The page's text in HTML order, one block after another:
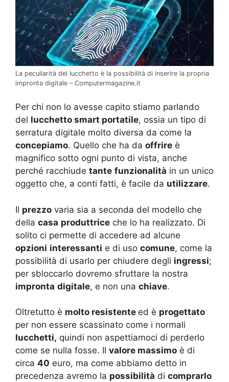
La peculiarità del lucchetto è la possibilità di inserire la propria
impronta digitale – Computermagazine.it
Per chi non lo avesse capito stiamo parlando
del lucchetto smart portatile, ossia un tipo di
serratura digitale molto diversa da come la
concepiamo. Quello che ha da offrire è
magnifico sotto ogni punto di vista, anche
perché racchiude tante funzionalità in un unico
oggetto che, a conti fatti, è facile da utilizzare.
Il prezzo varia sia a seconda del modello che
della casa produttrice che lo ha realizzato. Di
solito ci permette di accedere ad alcune
opzioni interessanti e di uso comune, come la
possibilità di usarlo per chiudere degli ingressi;
per sbloccarlo dovremo sfruttare la nostra
impronta digitale, e non una chiave.
Oltretutto è molto resistente ed è progettato
per non essere scassinato come i normali
lucchetti, quindi non aspettiamoci di perderlo
come se nulla fosse. Il valore massimo è di
circa 40 euro, ma come abbiamo detto in
precedenza avremo la possibilità di comprarlo